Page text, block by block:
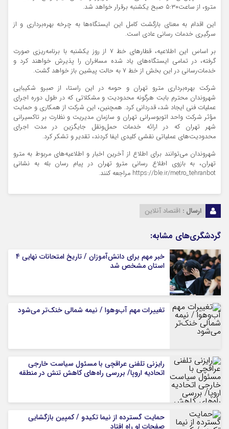
مترو، از ساعت۵:۳۰ صبح یکشنبه برقرار خواهد شد.
این اقدام به معنای بازگشت کامل این ایستگاه‌ها به چرخه بهره‌برداری و از
سرگیری خدمات رسانی عادی است.
بر اساس این اطلاعیه، قطار‌های خط ۷ از روز یکشنبه با برنامه‌ریزی صورت
گرفته، در تمامی ایستگاه‌های یاد شده مسافران را پذیرش خواهند کرد و
خدمات‌رسانی در این بخش از خط ۷ به حالت پیشین باز خواهد گشت.
شرکت بهره‌برداری مترو تهران و حومه در این راستا، از صبرو شکیبایی
شهروندان محترم بابت هرگونه محدودیت و مشکلاتی که در طول دوره اجرای
عملیات فنی ایجاد شد، قدردانی کرد. همچنین، این شرکت از همکاری و حمایت
مؤثر شرکت واحد اتوبوسرانی تهران و سازمان مدیریت و نظارت بر تاکسیرانی
شهر تهران که در ارائه خدمات حمل‌ونقل جایگزین در مدت اجرای
محدودیت‌های عملیاتی نقشی کلیدی ایفا کردند، تقدیر و تشکر کرد.
شهروندان می‌توانند برای اطلاع از آخرین اخبار و اطلاعیه‌های مربوط به مترو
تهران، به بازوی اطلاع رسانی مترو تهران در پیام رسان بله به نشانی
https://ble.ir/metro_tehranbot مراجعه کنند.
ارسال : اقتصاد آنلاین
گردشگری‌های مشابه:
خبر مهم برای دانش‌آموزان / تاریخ امتحانات نهایی ۴
استان مشخص شد
تغییرات مهم آب‌وهوا / نیمه شمالی خنک‌تر می‌شود
رایزنی تلفنی عراقچی با مسئول سیاست خارجی
اتحادیه اروپا/ بررسی راه‌های کاهش تنش در منطقه
حمایت گسترده از نیما تکیدو / کمپین بازگشایی
صفحات او راه افتاد